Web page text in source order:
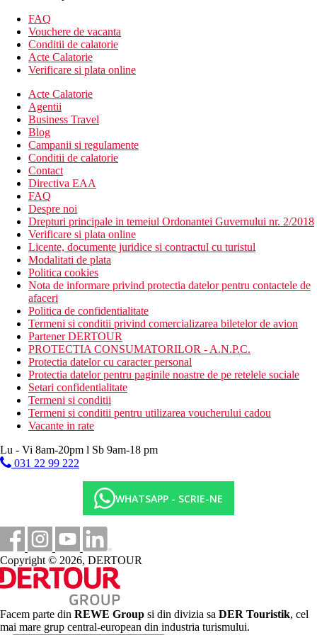
7 baruri
4 piscine - 1 exterioara (sezlonguri, umbrele si prosoape
gratuite)
terasa la soare
parc acvatic cu tobogane pentru adulti si copii (intre
gradina botanica
teren de fotbal profesionist
minigolf
magazine
coafor
salon de infrumusetare
discoteca
Camere - descriere
Camera dubla Club Superior
papuci, aer conditionat, telefon, seif, Wifi (gratuit), minibar
(aprovizionat zilnic cu bauturi racoritoare si bere), balcon sau
terasa, 32 m2. (Club Superior)
Alte tipuri de camere
au facilitatile de mai sus):
Camera de familie, Club, Duplex: 2 dormitoare, 1 living,
usa comunicanta, 2 bai, stil maisonette, 65 m2. (Club
Duplex Family)
Camera de familie, Club, 2 dormitoare: dormitor seprata
printr-o usa, dormitor cu living, 1 baie, 52 m2. (Club
Family)
Camera dubla, Cladire principala, peisaj: cladire
principala, 28 m2 (Cladire Principala, Standard Land
View)
la mare, 25 m2. (Cladire Principala, Standard Sea View)
Camera de familie Grand cu 2 dormitoare: Camera de
Programe de animatie de zi si de seara, spectacole, muzica live.
Mese
Ultra All Inclusive
mic dejun, pranz si cina tip bufet
mic dejun tarziu, gustare de noapte (23:00-00:00), mic
dejun devreme (01:00-06:00)
bufet pentru copii
clatite, inghetata, specialitati turcesti, diverse tipuri de fast-
food
FAQ
Vouchere de vacanta
Conditii de calatorie
Acte Calatorie
Verificare si plata online
Acte Calatorie
Agentii
Business Travel
Blog
Campanii si regulamente
Conditii de calatorie
Contact
Directiva EAA
FAQ
Despre noi
Drepturi principale in temeiul Ordonantei Guvernului nr. 2/2018
Verificare si plata online
Licente, documente juridice si contractul cu turistul
Modalitati de plata
Politica cookies
Nota de informare privind protectia datelor pentru contactele de
afaceri
Politica de confidentialitate
Termeni si conditii privind comercializarea biletelor de avion
Partener DERTOUR
PROTECTIA CONSUMATORILOR - A.N.P.C.
Protectia datelor cu caracter personal
Protectia datelor pentru paginile noastre de pe retelele sociale
Setari confidentialitate
Termeni si conditii
Termeni si conditii pentru utilizarea voucherului cadou
Vacante in rate
Lu - Vi 8am-20pm l Sb 9am-18 pm
031 22 99 222
WHATSAPP - SCRIE-NE
Copyright © 2026, DERTOUR
Facem parte din REWE Group si din divizia sa DER Touristik, cel
mai mare grup central-european din industria turismului.